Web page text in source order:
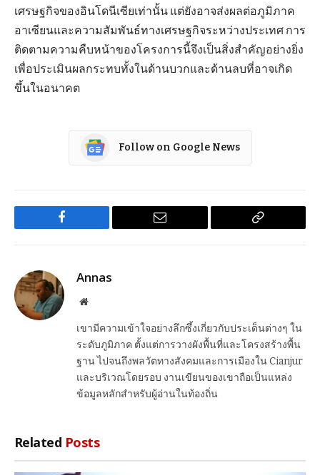
เศรษฐกิจของอินโดนีเซียเท่านั้น แต่ยังอาจส่งผลต่อภูมิภาค
อาเซียนและความสัมพันธ์ทางเศรษฐกิจระหว่างประเทศ การ
ติดตามความคืบหน้าของโครงการนี้จึงเป็นสิ่งสำคัญอย่างยิ่ง
เพื่อประเมินผลกระทบทั้งในด้านบวกและด้านลบที่อาจเกิด
ขึ้นในอนาคต
Follow on Google News
Facebook Email
Copy
Annas
Website
เขามีความเข้าใจอย่างลึกซึ้งเกี่ยวกับประเด็นต่างๆ ใน
ระดับภูมิภาค ตั้งแต่การวางผังพื้นที่และโครงสร้างพื้น
ฐาน ไปจนถึงพลวัตทางสังคมและการเมืองใน Cianjur
และบริเวณโดยรอบ งานเขียนของเขาถือเป็นแหล่ง
ข้อมูลหลักสำหรับผู้อ่านในท้องถิ่น
Related Posts